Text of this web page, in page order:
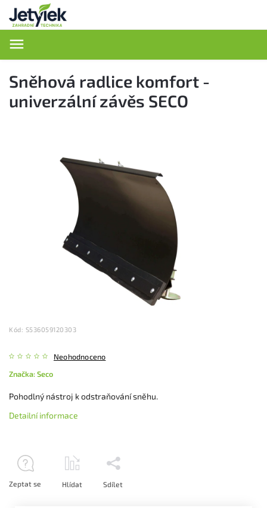
Sněhová radlice komfort -
univerzální závěs SECO
Kód: S536059120303
Neohodnoceno
Značka:Seco
Pohodlný nástroj k odstraňování sněhu.
Detailní informace
Zeptat se Hlídat Sdílet